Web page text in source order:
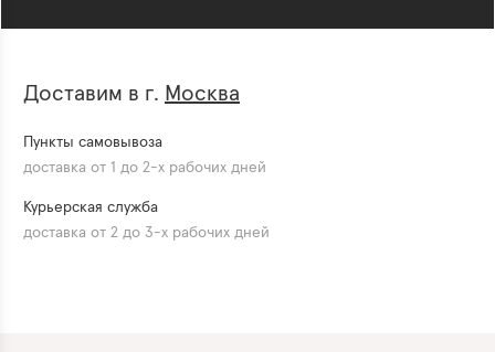
Доставим в г. Москва
Пункты самовывоза
доставка от 1 до 2-х рабочих дней
Курьерская служба
доставка от 2 до 3-х рабочих дней